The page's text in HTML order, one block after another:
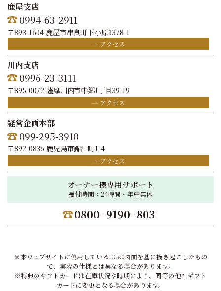
鹿屋支店
0994-63-2911
〒893-1604 鹿屋市串良町下小原3378-1
アクセス
川内支店
0996-23-3111
〒895-0072 薩摩川内市中郷1丁目39-19
アクセス
経営企画本部
099-295-3910
〒892-0836 鹿児島市錦江町1-4
アクセス
オーナー様専用サポート
受付時間： 24時間・年中無休
0800−9190−803
※本ウェブサイトに使用しているCGは図面を基に描き起こしたもの
で、実際の仕様とは異なる場合があります。
※特典のギフトカードは在庫状況や時期により、同等の他社ギフト
カードに変更となる場合があります。